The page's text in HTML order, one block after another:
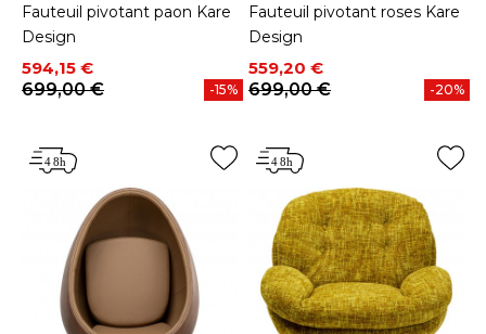
Fauteuil pivotant paon Kare
Design
Prix
594,15 €
Prix de base
699,00 €
-15%
Fauteuil pivotant roses Kare
Design
Prix
559,20 €
Prix de base
699,00 €
-20%